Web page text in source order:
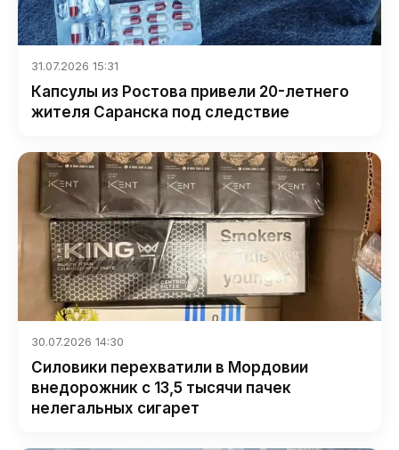
31.07.2026 15:31
Капсулы из Ростова привели 20-летнего
жителя Саранска под следствие
30.07.2026 14:30
Силовики перехватили в Мордовии
внедорожник с 13,5 тысячи пачек
нелегальных сигарет